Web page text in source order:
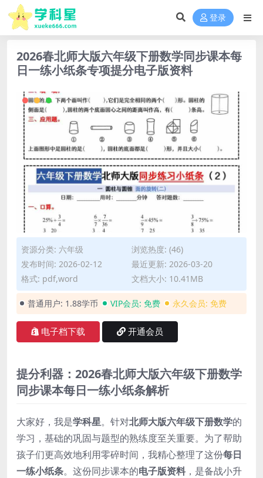
登录
2026春北师大版六年级下册数学同步课本每
日一练小纸条专项提分电子版资料
资源分类: 六年级
浏览热度: (46)
发布时间: 2026-02-12
最近更新: 2026-03-20
格式: pdf,word
文档大小: 10.41MB
普通用户: 1.88学币 VIP会员: 免费 永久会员: 免费
电子档下载 开通会员
提分利器：2026春北师大版六年级下册数学
同步课本每日一练小纸条解析
大家好，我是学科星。针对北师大版六年级下册数学的
学习，基础的巩固与题型的熟练度至关重要。为了帮助
孩子们更高效地利用零碎时间，我精心整理了这份每日
一练小纸条。这份同步课本的电子版资料，是备战小升